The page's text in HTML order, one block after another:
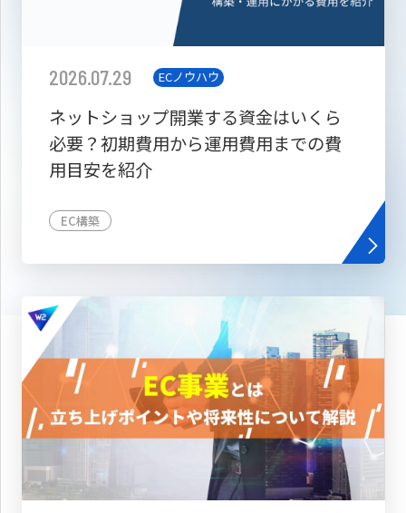
2026.07.29 ECノウハウ
ネットショップ開業する資金はいくら
必要？初期費用から運用費用までの費
用目安を紹介
EC構築